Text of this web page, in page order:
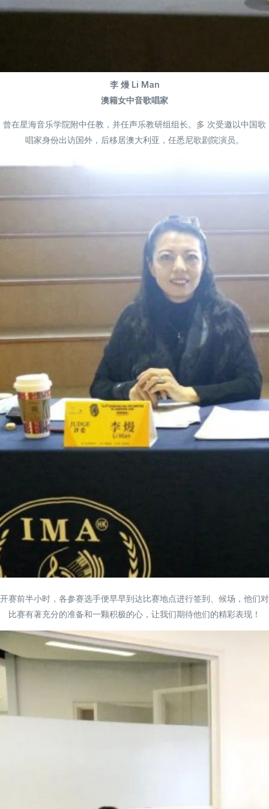
李 熳 Li Man
澳籍女中音歌唱家
曾在星海音乐学院附中任教，并任声乐教研组组长。多 次受邀以中国歌
唱家身份出访国外，后移居澳大利亚，任悉尼歌剧院演员。
开赛前半小时，各参赛选手便早早到达比赛地点进行签到、候场，他们对
比赛有著充分的准备和一颗积极的心，让我们期待他们的精彩表现！